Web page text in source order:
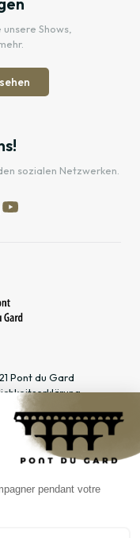
Shows,
sozialen Netzwerken.
Pont du Gard
frau &
& Schulklasse